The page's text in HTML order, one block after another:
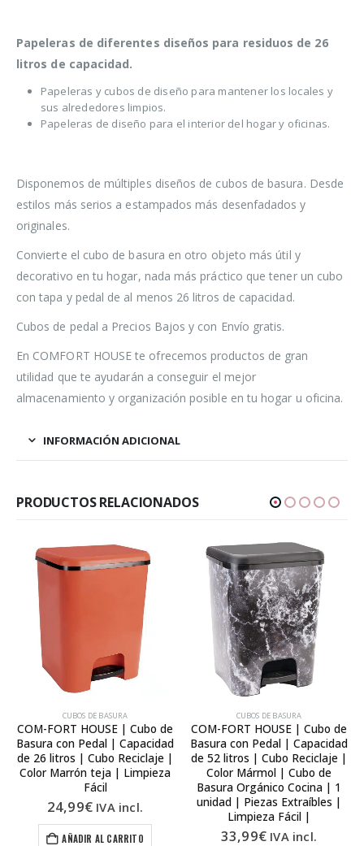
Papeleras de diferentes diseños para residuos de 26
litros de capacidad.
Papeleras y cubos de diseño para mantener los locales y
sus alrededores limpios.
Papeleras de diseño para el interior del hogar y oficinas.
Disponemos de múltiples diseños de cubos de basura. Desde
estilos más serios a estampados más desenfadados y
originales.
Convierte el cubo de basura en otro objeto más útil y
decorativo en tu hogar, nada más práctico que tener un cubo
con tapa y pedal de al menos 26 litros de capacidad.
Cubos de pedal a Precios Bajos y con Envío gratis.
En COMFORT HOUSE te ofrecemos productos de gran
utilidad que te ayudarán a conseguir el mejor
almacenamiento y organización posible en tu hogar u oficina.
INFORMACIÓN ADICIONAL
PRODUCTOS RELACIONADOS
CUBOS DE BASURA
COM-FORT HOUSE | Cubo de
Basura con Pedal | Capacidad
de 26 litros | Cubo Reciclaje |
Color Marrón teja | Limpieza
Fácil
24,99€ IVA incl.
AÑADIR AL CARRITO
CUBOS DE BASURA
COM-FORT HOUSE | Cubo de
Basura con Pedal | Capacidad
de 52 litros | Cubo Reciclaje |
Color Mármol | Cubo de
Basura Orgánico Cocina | 1
unidad | Piezas Extraíbles |
Limpieza Fácil |
33,99€ IVA incl.